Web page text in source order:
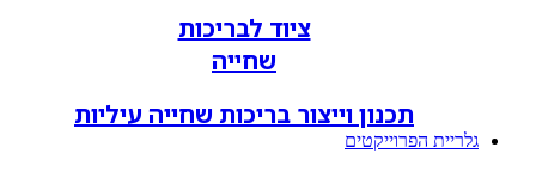
ציוד לבריכות
שחייה
תכנון וייצור בריכות שחייה עיליות
גלריית הפרוייקטים